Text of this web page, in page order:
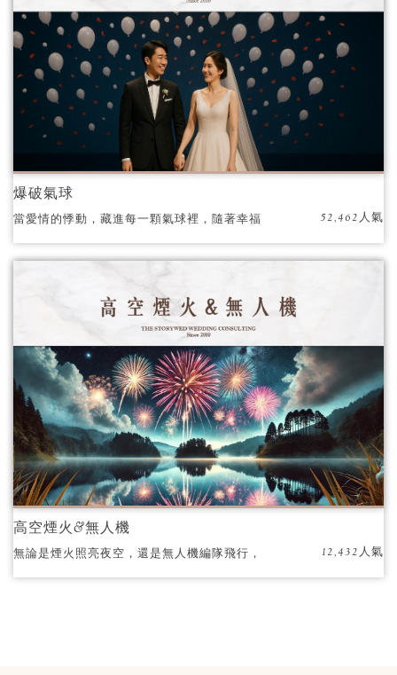
爆破氣球
當愛情的悸動，藏進每一顆氣球裡，隨著幸福
的倒數，就在那一瞬間，繽紛的爆破，如同心
動的樂章，灑落滿天的氣球與祝福，見證屬於
52,462人氣
高空煙火&無人機
無論是煙火照亮夜空，還是無人機編隊飛行，
我們都能實現您的夢想。
12,432人氣